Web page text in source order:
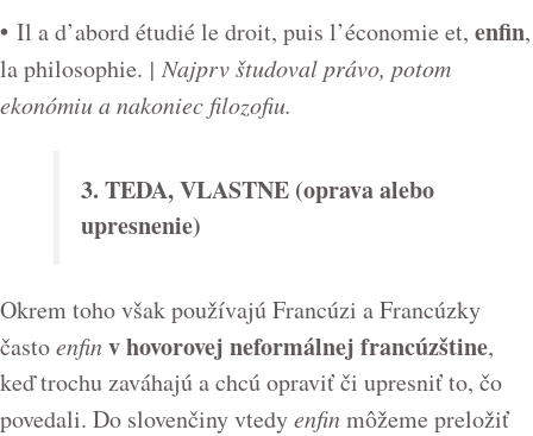
• Il a d’abord étudié le droit, puis l’économie et, enfin,
la philosophie. | Najprv študoval právo, potom
ekonómiu a nakoniec filozofiu.
3. TEDA, VLASTNE (oprava alebo
upresnenie)
Okrem toho však používajú Francúzi a Francúzky
častoenfinv hovorovej neformálnej francúzštine,
keď trochu zaváhajú a chcú opraviť či upresniť to, čo
povedali. Do slovenčiny vtedyenfinmôžeme preložiť